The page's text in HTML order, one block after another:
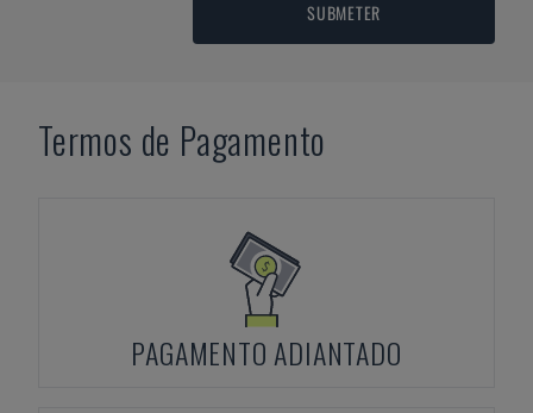
SUBMETER
Termos de Pagamento
PAGAMENTO ADIANTADO